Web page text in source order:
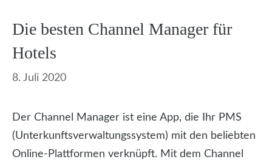
Die besten Channel Manager für
Hotels
8. Juli 2020
Der Channel Manager ist eine App, die Ihr PMS
(Unterkunftsverwaltungssystem) mit den beliebten
Online-Plattformen verknüpft. Mit dem Channel